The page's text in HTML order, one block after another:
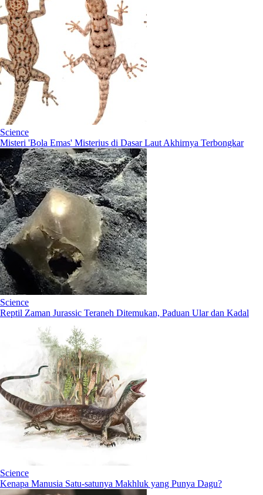
Science
Misteri 'Bola Emas' Misterius di Dasar Laut Akhirnya Terbongkar
Science
Reptil Zaman Jurassic Teraneh Ditemukan, Paduan Ular dan Kadal
Science
Kenapa Manusia Satu-satunya Makhluk yang Punya Dagu?